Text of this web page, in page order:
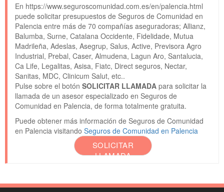
En https://www.seguroscomunidad.com.es/en/palencia.html
puede solicitar presupuestos de Seguros de Comunidad en
Palencia entre más de 70 compañías aseguradoras; Allianz,
Balumba, Surne, Catalana Occidente, Fidelidade, Mutua
Madrileña, Adeslas, Asegrup, Salus, Active, Previsora Agro
Industrial, Prebal, Caser, Almudena, Lagun Aro, Santalucia,
Ca Life, Legalitas, Asisa, Fiatc, Direct seguros, Nectar,
Sanitas, MDC, Clinicum Salut, etc..
Pulse sobre el botón SOLICITAR LLAMADA para solicitar la
llamada de un asesor especializado en Seguros de
Comunidad en Palencia, de forma totalmente gratuita.
Puede obtener más información de Seguros de Comunidad
en Palencia visitando Seguros de Comunidad en Palencia
SOLICITAR
LLAMADA